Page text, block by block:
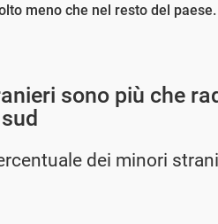
meno che nel resto del paese.
sono più che
dei minori